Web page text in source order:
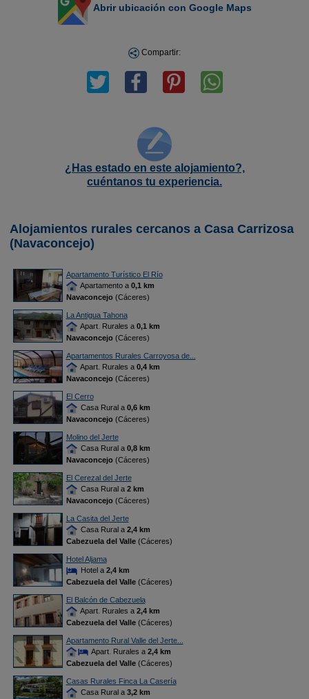
Abrir ubicación con Google Maps
Compartir:
¿Has estado en este alojamiento?,
cuéntanos tu experiencia.
Alojamientos rurales cercanos a Casa Carrizosa
(Navaconcejo)
Apartamento Turístico El Río
Apartamento a 0,1 km
Navaconcejo(Cáceres)
La Antigua Tahona
Apart. Rurales a 0,1 km
Navaconcejo(Cáceres)
Apartamentos Rurales Carroyosa de...
Apart. Rurales a 0,4 km
Navaconcejo(Cáceres)
El Cerro
Casa Rural a 0,6 km
Navaconcejo(Cáceres)
Molino del Jerte
Casa Rural a 0,8 km
Navaconcejo(Cáceres)
El Cerezal del Jerte
Casa Rural a 2 km
Navaconcejo(Cáceres)
La Casita del Jerte
Casa Rural a 2,4 km
Cabezuela del Valle(Cáceres)
Hotel Aljama
Hotel a 2,4 km
Cabezuela del Valle(Cáceres)
El Balcón de Cabezuela
Apart. Rurales a 2,4 km
Cabezuela del Valle(Cáceres)
Apartamento Rural Valle del Jerte...
Apart. Rurales a 2,4 km
Cabezuela del Valle(Cáceres)
Casas Rurales Finca La Casería
Casa Rural a 3,2 km